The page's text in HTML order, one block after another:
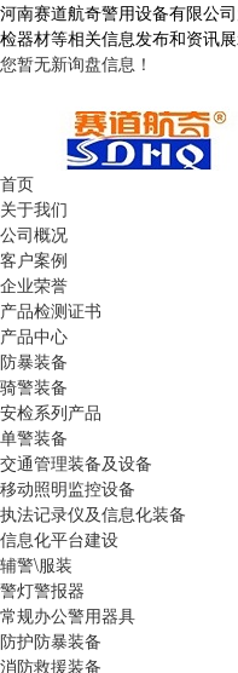
河南赛道航奇警用设备有限公
检器材等相关信息发布和资讯
您暂无新询盘信息！
首页
关于我们
公司概况
客户案例
企业荣誉
产品检测证书
产品中心
防暴装备
骑警装备
安检系列产品
单警装备
交通管理装备及设备
移动照明监控设备
执法记录仪及信息化装备
信息化平台建设
辅警\服装
警灯警报器
常规办公警用器具
防护防暴装备
消防救援装备